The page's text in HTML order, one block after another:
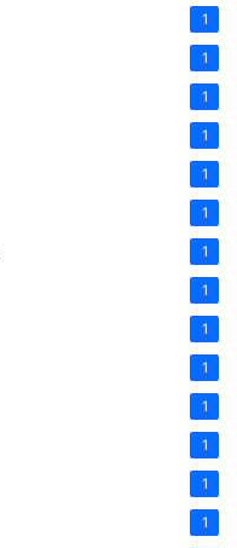
1
1
1
1
1
1
1
1
1
1
1
1
1
1